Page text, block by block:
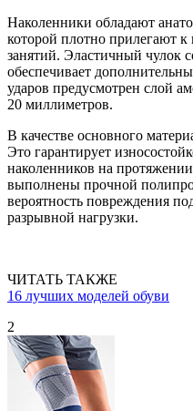
Наколенники обладают
которой плотно прилегают
занятий. Эластичный чулок
обеспечивает
ударов предусмотрен слой
20 миллиметров.
В качестве основного
Это гарантирует
наколенников на
выполнены прочной
вероятность повреждения
разрывной нагрузки.
ЧИТАТЬ ТАКЖЕ
16 лучших моделей обуви
2